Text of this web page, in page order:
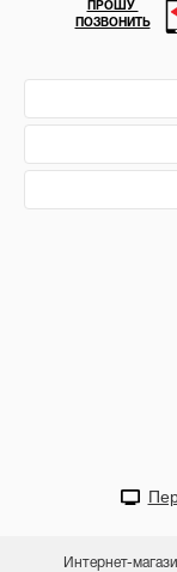
ПРОШУ
ПОЗВОНИТЬ
Интернет-